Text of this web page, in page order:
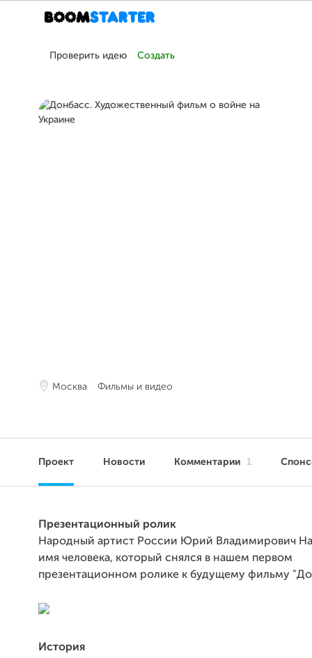
Проверить идею Создать
Москва Фильмы и видео
Проект Новости Комментарии 1
Презентационный ролик
Народный артист России Юрий Владимирович
имя человека, который снялся в нашем первом
презентационном ролике к будущему фильму
История